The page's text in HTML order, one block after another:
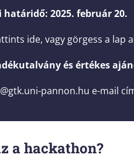
határidő: 2025. február 20.
ide, vagy görgess a lap
és értékes
pannon.hu e-mail
a hackathon?